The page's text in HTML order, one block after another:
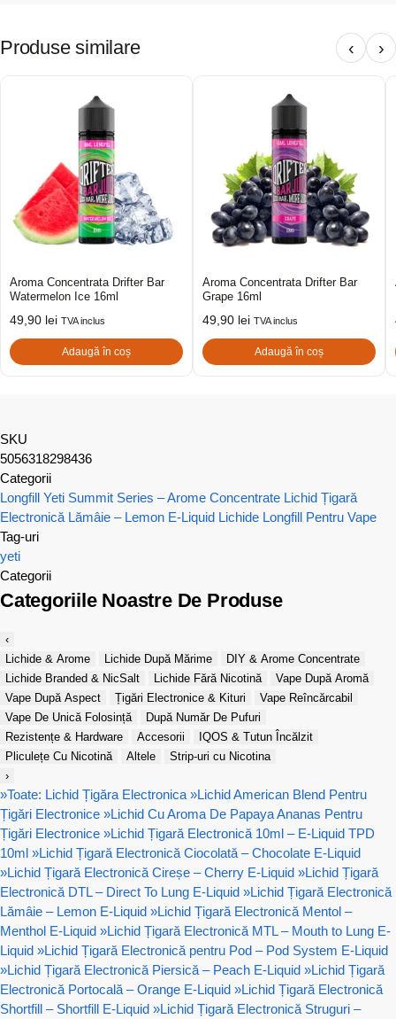
Produse similare ‹ ›
Aroma Concentrata Drifter Bar
Watermelon Ice 16ml
49,90 lei TVA inclus
Adaugă în coș
Aroma Concentrata Drifter Bar
Grape 16ml
49,90 lei TVA inclus
Adaugă în coș
SKU
5056318298436
Categorii
Longfill Yeti Summit Series – Arome Concentrate Lichid Țigară
Electronică Lămâie – Lemon E-Liquid Lichide Longfill Pentru Vape
Tag-uri
yeti
Categorii
Categoriile Noastre De Produse
‹
Lichide & Arome
Lichide După Mărime
DIY & Arome Concentrate
Lichide Branded & NicSalt
Lichide Fără Nicotină
Vape După Aromă
Vape După Aspect
Țigări Electronice & Kituri
Vape Reîncărcabil
Vape De Unică Folosință
După Număr De Pufuri
Rezistențe & Hardware
Accesorii
IQOS & Tutun Încălzit
Pliculețe Cu Nicotină
Altele
Strip-uri cu Nicotina
›
»Toate: Lichid Țigăra Electronica »Lichid American Blend Pentru
Țigări Electronice »Lichid Cu Aroma De Papaya Ananas Pentru
Țigări Electronice »Lichid Țigară Electronică 10ml – E-Liquid TPD
10ml »Lichid Țigară Electronică Ciocolată – Chocolate E-Liquid
»Lichid Țigară Electronică Cireșe – Cherry E-Liquid »Lichid Țigară
Electronică DTL – Direct To Lung E-Liquid »Lichid Țigară Electronică
Lămâie – Lemon E-Liquid »Lichid Țigară Electronică Mentol –
Menthol E-Liquid »Lichid Țigară Electronică MTL – Mouth to Lung E-
Liquid »Lichid Țigară Electronică pentru Pod – Pod System E-Liquid
»Lichid Țigară Electronică Piersică – Peach E-Liquid »Lichid Țigară
Electronică Portocală – Orange E-Liquid »Lichid Țigară Electronică
Shortfill – Shortfill E-Liquid »Lichid Țigară Electronică Struguri –